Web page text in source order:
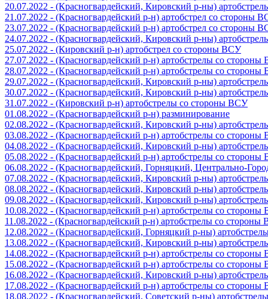
20.07.2022 - (Красногвардейский, Кировский р-ны)
21.07.2022 - (Красногвардейский р-н) артобстрел со стороны
23.07.2022 - (Красногвардейский р-н) артобстрел со стороны
24.07.2022 - (Красногвардейский, Кировский р-ны)
25.07.2022 - (Кировский р-н) артобстрел со стороны ВСУ
27.07.2022 - (Красногвардейский р-н) артобстрелы со
28.07.2022 - (Красногвардейский р-н) артобстрелы со
29.07.2022 - (Красногвардейский, Кировский р-ны)
30.07.2022 - (Красногвардейский, Кировский р-ны)
31.07.2022 - (Кировский р-н) артобстрелы со стороны ВСУ
01.08.2022 - (Красногвардейский р-н) разминирование
02.08.2022 - (Красногвардейский, Кировский р-ны)
03.08.2022 - (Красногвардейский р-н) артобстрелы со
04.08.2022 - (Красногвардейский, Кировский р-ны)
05.08.2022 - (Красногвардейский р-н) артобстрелы со
06.08.2022 - (Красногвардейский, Горняцкий, Центрально-
07.08.2022 - (Красногвардейский, Кировский р-ны)
08.08.2022 - (Красногвардейский, Кировский р-ны)
09.08.2022 - (Красногвардейский, Кировский р-ны)
10.08.2022 - (Красногвардейский р-н) артобстрелы со
11.08.2022 - (Красногвардейский р-н) артобстрелы со стороны
12.08.2022 - (Красногвардейский, Горняцкий р-ны)
13.08.2022 - (Красногвардейский, Кировский р-ны)
14.08.2022 - (Красногвардейский р-н) артобстрелы со
15.08.2022 - (Красногвардейский р-н) артобстрелы со
16.08.2022 - (Красногвардейский, Кировский р-ны)
17.08.2022 - (Красногвардейский р-н) артобстрелы со
18.08.2022 - (Красногвардейский, Советский р-ны)